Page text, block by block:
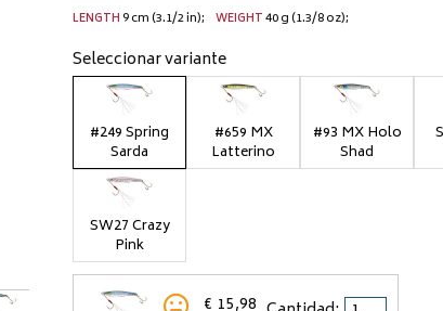
LENGTH9 cm (3.1/2 in) WEIGHT40 g (1.3/8 oz)
Seleccionar variante
#249 Spring
Sarda
#659 MX
Latterino
#93 MX Holo
Shad
SW27 Crazy
Pink
€ 15,98